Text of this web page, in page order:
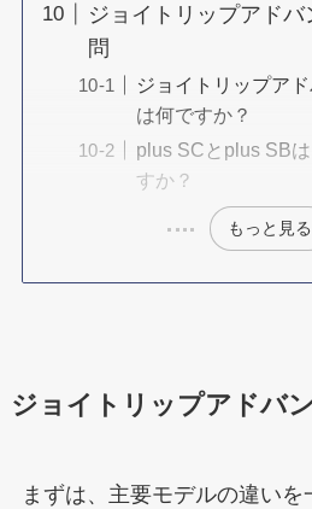
ジョイトリップアド
問
ジョイトリップア
は何ですか？
plus SCとplus SB
すか？
もっと見る
ジョイトリップアドバ
まずは、主要モデルの違いを